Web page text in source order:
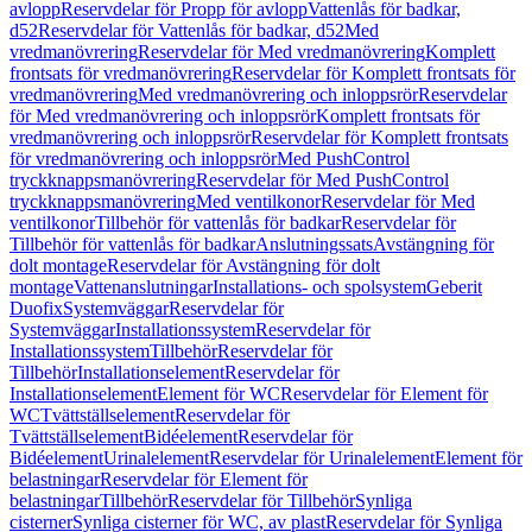
avloppReservdelar för Propp för avloppVattenlås för badkar,
d52Reservdelar för Vattenlås för badkar, d52Med
vredmanövreringReservdelar för Med vredmanövreringKomplett
frontsats för vredmanövreringReservdelar för Komplett frontsats för
vredmanövreringMed vredmanövrering och inloppsrörReservdelar
för Med vredmanövrering och inloppsrörKomplett frontsats för
vredmanövrering och inloppsrörReservdelar för Komplett frontsats
för vredmanövrering och inloppsrörMed PushControl
tryckknappsmanövreringReservdelar för Med PushControl
tryckknappsmanövreringMed ventilkonorReservdelar för Med
ventilkonorTillbehör för vattenlås för badkarReservdelar för
Tillbehör för vattenlås för badkarAnslutningssatsAvstängning för
dolt montageReservdelar för Avstängning för dolt
montageVattenanslutningarInstallations- och spolsystemGeberit
DuofixSystemväggarReservdelar för
SystemväggarInstallationssystemReservdelar för
InstallationssystemTillbehörReservdelar för
TillbehörInstallationselementReservdelar för
InstallationselementElement för WCReservdelar för Element för
WCTvättställselementReservdelar för
TvättställselementBidéelementReservdelar för
BidéelementUrinalelementReservdelar för UrinalelementElement för
belastningarReservdelar för Element för
belastningarTillbehörReservdelar för TillbehörSynliga
cisternerSynliga cisterner för WC, av plastReservdelar för Synliga